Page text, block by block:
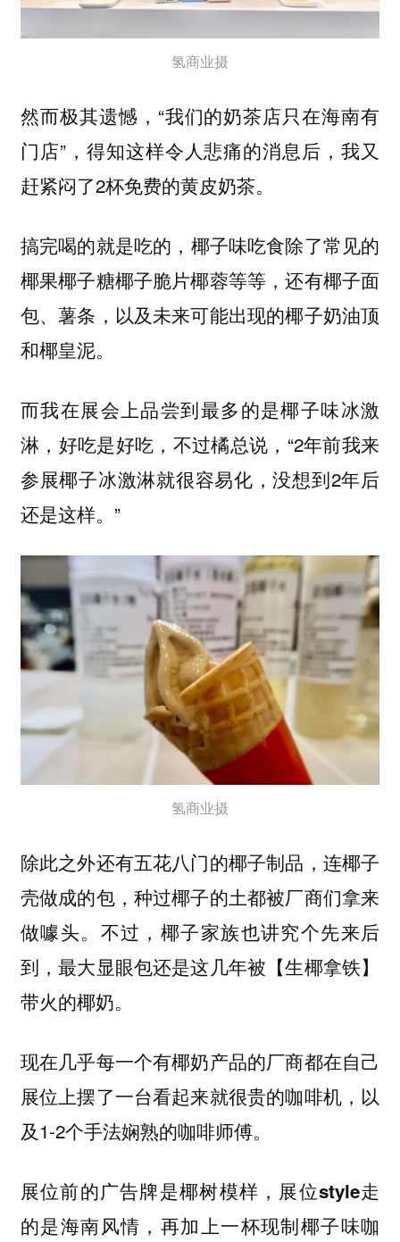
氢商业摄
然而极其遗憾，“我们的奶茶店只在海南有
门店”，得知这样令人悲痛的消息后，我又
赶紧闷了2杯免费的黄皮奶茶。
搞完喝的就是吃的 ，椰子味吃食除了常见的
椰果椰子糖椰子脆片椰蓉等等，还有椰子面
包、薯条，以及未来可能出现的椰子奶油顶
和椰皇泥。
而我在展会上品尝到最多的是椰子味冰激
淋，好吃是好吃，不过橘总说，“2年前我来
参展椰子冰激淋就很容易化，没想到2年后
还是这样。”
氢商业摄
除此之外还有五花八门的椰子制品，连椰子
壳做成的包，种过椰子的土都被厂商们拿来
做噱头。 不过，椰子家族也讲究个先来后
到，最大显眼包还是这几年被【生椰拿铁】
带火的椰奶。
现在几乎每一个有椰奶产品的厂商都在自己
展位上摆了一台看起来就很贵的咖啡机，以
及1-2个手法娴熟的咖啡师傅。
展位前的广告牌是椰树模样，展位style走
的是海南风情，再加上一杯现制椰子味咖